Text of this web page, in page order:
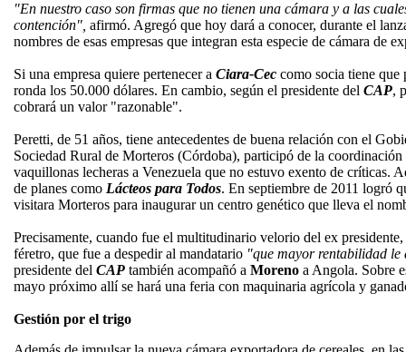
"En nuestro caso son firmas que no tienen una cámara y a las
contención", afirmó. Agregó que hoy dará a conocer, durante el
nombres de esas empresas que integran esta especie de cámara de
Si una empresa quiere pertenecer a Ciara-Cec como socia tiene que
ronda los 50.000 dólares. En cambio, según el presidente del CAP,
cobrará un valor "razonable".
Peretti, de 51 años, tiene antecedentes de buena relación con el
Sociedad Rural de Morteros (Córdoba), participó de la
vaquillonas lecheras a Venezuela que no estuvo exento de críticas.
de planes como Lácteos para Todos. En septiembre de 2011 logró
visitara Morteros para inaugurar un centro genético que lleva el
Precisamente, cuando fue el multitudinario velorio del ex presidente,
féretro, que fue a despedir al mandatario "que mayor rentabilidad
presidente del CAP también acompañó a Moreno a Angola. Sobre
mayo próximo allí se hará una feria con maquinaria agrícola y
Gestión por el trigo